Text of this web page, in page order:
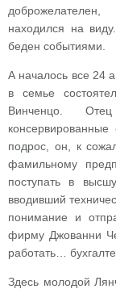
находился на
беден событиями.
А началось все 24
в семье
Винченцо.
подрос, он, к
фамильному
поступать в
вводивший
понимание и
фирму Джованни
работать…
Здесь молодой